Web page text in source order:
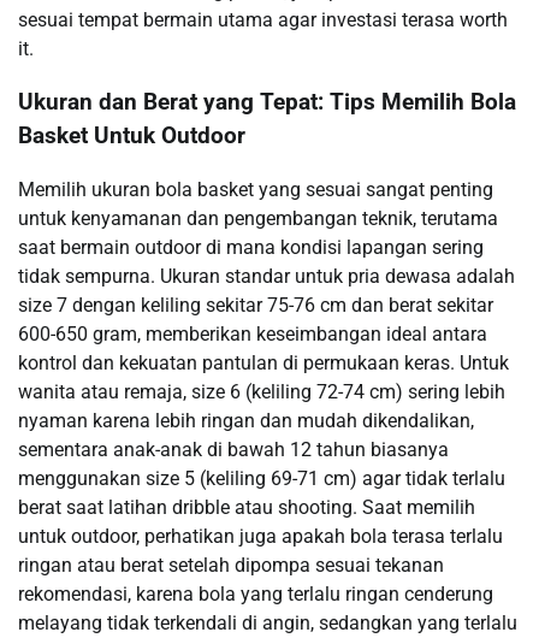
sesuai tempat bermain utama agar investasi terasa worth
it.
Ukuran dan Berat yang Tepat: Tips Memilih Bola
Basket Untuk Outdoor
Memilih ukuran bola basket yang sesuai sangat penting
untuk kenyamanan dan pengembangan teknik, terutama
saat bermain outdoor di mana kondisi lapangan sering
tidak sempurna. Ukuran standar untuk pria dewasa adalah
size 7 dengan keliling sekitar 75-76 cm dan berat sekitar
600-650 gram, memberikan keseimbangan ideal antara
kontrol dan kekuatan pantulan di permukaan keras. Untuk
wanita atau remaja, size 6 (keliling 72-74 cm) sering lebih
nyaman karena lebih ringan dan mudah dikendalikan,
sementara anak-anak di bawah 12 tahun biasanya
menggunakan size 5 (keliling 69-71 cm) agar tidak terlalu
berat saat latihan dribble atau shooting. Saat memilih
untuk outdoor, perhatikan juga apakah bola terasa terlalu
ringan atau berat setelah dipompa sesuai tekanan
rekomendasi, karena bola yang terlalu ringan cenderung
melayang tidak terkendali di angin, sedangkan yang terlalu